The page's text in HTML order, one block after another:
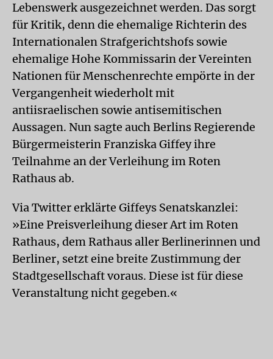
Lebenswerk ausgezeichnet werden. Das sorgt
für Kritik, denn die ehemalige Richterin des
Internationalen Strafgerichtshofs sowie
ehemalige Hohe Kommissarin der Vereinten
Nationen für Menschenrechte empörte in der
Vergangenheit wiederholt mit
antiisraelischen sowie antisemitischen
Aussagen. Nun sagte auch Berlins Regierende
Bürgermeisterin Franziska Giffey ihre
Teilnahme an der Verleihung im Roten
Rathaus ab.
Via Twitter erklärte Giffeys Senatskanzlei:
»Eine Preisverleihung dieser Art im Roten
Rathaus, dem Rathaus aller Berlinerinnen und
Berliner, setzt eine breite Zustimmung der
Stadtgesellschaft voraus. Diese ist für diese
Veranstaltung nicht gegeben.«